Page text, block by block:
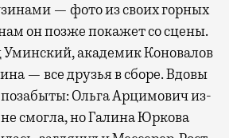
— фото из своих горных
он позже покажет со сцены.
Уминский, академик Коновалов
— все друзья в сборе. Вдовы
Ольга Арцимович из-
смогла, но Галина Юркова